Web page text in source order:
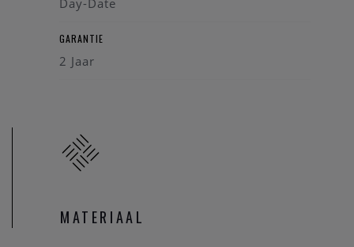
Day-Date
GARANTIE
2 Jaar
MATERIAAL